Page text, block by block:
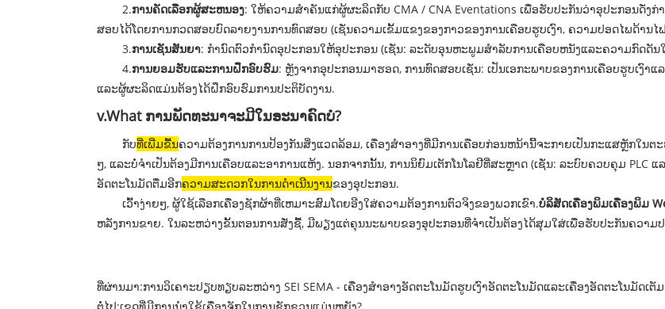
2.ການຄັດເລືອກຜູ້ສະຫນອງ: ໃຫ້ຄວາມສໍາຄັນແກ່ຜູ້ຜະລິດກັບ CMA / CNA Eventations ເພື່ອຮັບປະກັນວ່າອຸປະກອນດັ່
ສອບໄດ້ໂດຍການກວດສອບບົດລາຍງານການທົດສອບ (ເຊັ່ນຄວາມເຂັ້ມແຂງຂອງກາວຂອງການເຄືອບຮູບເງົາ, ຄວາມປອດໄພດ້ານ
3.ການເຊັນສັນຍາ: ກໍານົດຕົວກໍານົດອຸປະກອນໃຫ້ອຸປະກອນ (ເຊັ່ນ: ລະດັບອຸນຫະພູມສໍາລັບການເຄືອບຫນັງແລະຄວາມກົດດັນ
4.ການຍອມຮັບແລະການຝຶກອົບຮົມ: ຫຼັງຈາກອຸປະກອນມາຮອດ, ການທົດສອບເຊັ່ນ: ເປັນເອກະພາບຂອງການເຄືອບຮູບເງົ
ແລະຜູ້ຜະລິດແມ່ນຕ້ອງໄດ້ຝຶກອົບຮົມການປະຕິບັດງານ.
v.What ການພັດທະນາຈະມີໃນອະນາຄົດບໍ?
ກັບທີ່ເພີ່ມຂື້ນຄວາມຕ້ອງການການປ້ອງກັນສິ່ງແວດລ້ອມ, ເຄື່ອງສໍາອາງທີ່ມີການເຄືອບກ່ອນຫນ້ານີ້ຈະກາຍເປັນກະແສຫຼັກໃນຕ
ໆ, ແລະບໍ່ຈໍາເປັນຕ້ອງມີການເຄືອບແລະອາການແຫ້ງ. ນອກຈາກນັ້ນ, ການນິຍົມເຕັກໂນໂລຢີທີ່ສະຫຼາດ (ເຊັ່ນ: ລະບົບຄວບຄຸມ PLC
ອັດຕະໂນມັດຕື່ມອີກຄວາມສະດວກໃນການດໍາເນີນງານຂອງອຸປະກອນ.
ເວົ້າງ່າຍໆ, ຜູ້ໃຊ້ເລືອກເຄື່ອງຊັກຜ້າທີ່ເຫມາະສົມໂດຍອີງໃສ່ຄວາມຕ້ອງການຕົວຈິງຂອງພວກເຂົາ.ບໍລິສັດເຄື່ອງພິມເຄື່ອງພິມ
ຫລັງການຂາຍ. ໃນລະຫວ່າງຂັ້ນຕອນການສັ່ງຊື້, ມີພຽງແຕ່ຄຸນນະພາບຂອງອຸປະກອນທີ່ຈໍາເປັນຕ້ອງໄດ້ສຸມໃສ່ເພື່ອຮັບປະກັນຄວາ
ທີ່ຜ່ານມາ:ການວິເຄາະປຽບທຽບລະຫວ່າງ SEI SEMA - ເຄື່ອງສໍາອາງອັດຕະໂນມັດຮູບເງົາອັດຕະໂນມັດແລະເຄື່ອງອັດຕະໂນມັດເຕັມ